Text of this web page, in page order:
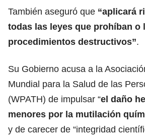
También aseguró que “aplicará
todas las leyes que prohíban o
procedimientos destructivos”.
Su Gobierno acusa a la
Mundial para la Salud de las
(WPATH) de impulsar “el daño
menores por la mutilación
y de carecer de “integridad